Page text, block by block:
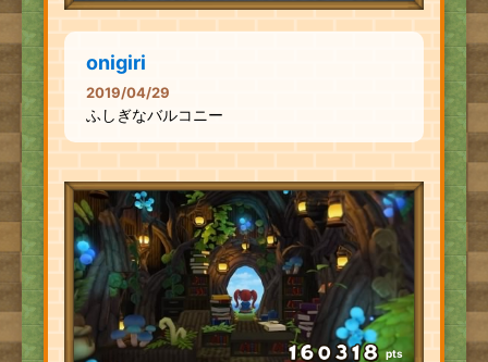
onigiri
2019/04/29
ふしぎなバルコニー
pts